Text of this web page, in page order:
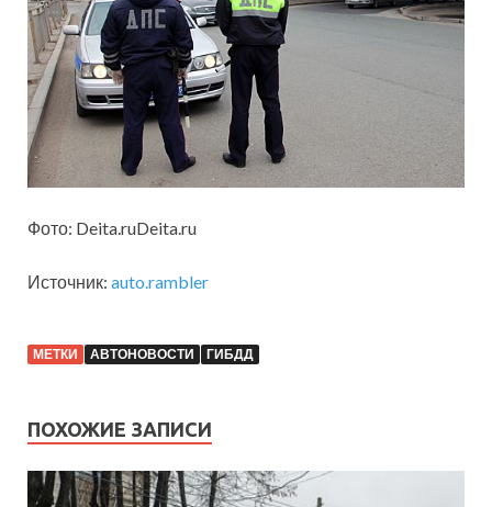
Фото: Deita.ruDeita.ru
Источник: auto.rambler
МЕТКИ АВТОНОВОСТИ ГИБДД
ПОХОЖИЕ ЗАПИСИ